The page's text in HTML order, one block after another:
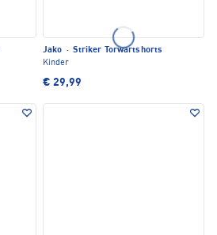
Jako · Striker Torwartshorts
Kinder
€ 29,99